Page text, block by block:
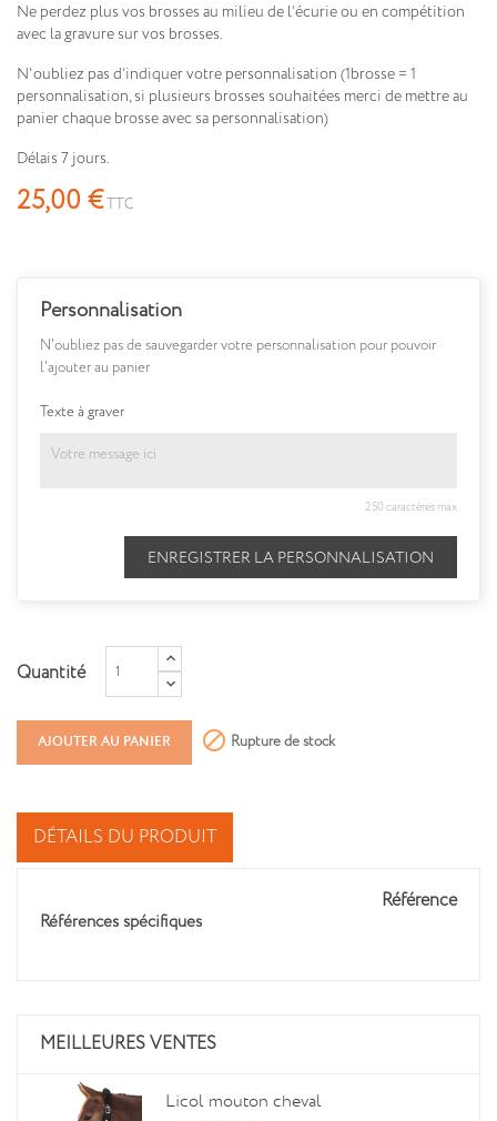
Ne perdez plus vos brosses au milieu de l’écurie ou en compétition
avec la gravure sur vos brosses.
N'oubliez pas d’indiquer votre personnalisation (1brosse = 1
personnalisation, si plusieurs brosses souhaitées merci de mettre au
panier chaque brosse avec sa personnalisation)
Délais 7 jours.
25,00 €TTC
Personnalisation
N'oubliez pas de sauvegarder votre personnalisation pour pouvoir
l'ajouter au panier
Texte à graver
250 caractères max
ENREGISTRER LA PERSONNALISATION
Quantité
AJOUTER AU PANIER  Rupture de stock
DÉTAILS DU PRODUIT
Référence
Références spécifiques
MEILLEURES VENTES
Licol mouton cheval